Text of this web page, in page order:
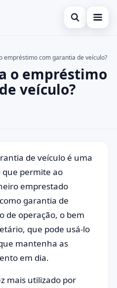
Abrir busca
×
ou ESC para fechar.
empréstimo com garantia de veículo?
o empréstimo
veículo?
de veículo é uma
que permite ao
emprestado
garantia de
de operação, o bem
que pode usá-lo
mantenha as
em dia.
mais utilizado por